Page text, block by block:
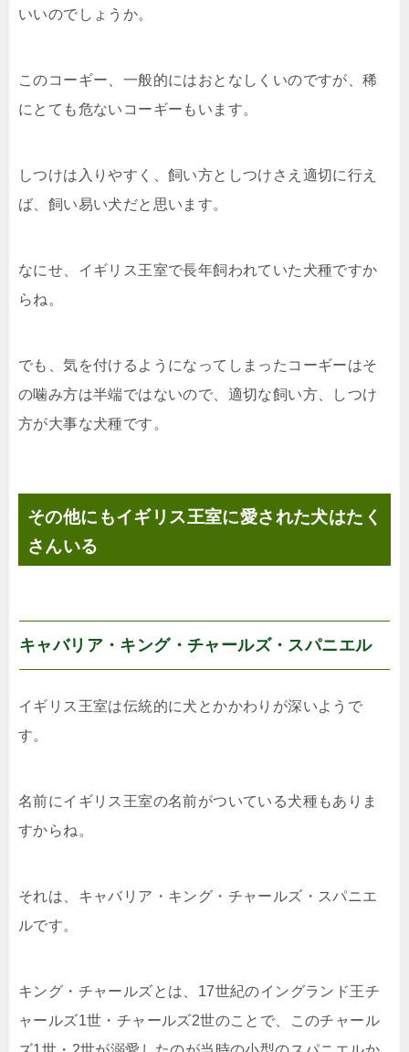
いいのでしょうか。
このコーギー、一般的にはおとなしくいのですが、稀
にとても危ないコーギーもいます。
しつけは入りやすく、飼い方としつけさえ適切に行え
ば、飼い易い犬だと思います。
なにせ、イギリス王室で長年飼われていた犬種ですか
らね。
でも、気を付けるようになってしまったコーギーはそ
の噛み方は半端ではないので、適切な飼い方、しつけ
方が大事な犬種です。
その他にもイギリス王室に愛された犬はたく
さんいる
キャバリア・キング・チャールズ・スパニエル
イギリス王室は伝統的に犬とかかわりが深いようで
す。
名前にイギリス王室の名前がついている犬種もありま
すからね。
それは、キャバリア・キング・チャールズ・スパニエ
ルです。
キング・チャールズとは、17世紀のイングランド王チ
ャールズ1世・チャールズ2世のことで、このチャール